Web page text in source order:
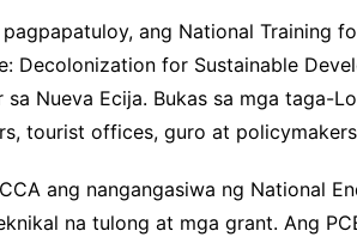
pagpapatuloy, ang National Training
Decolonization for Sustainable
sa Nueva Ecija. Bukas sa mga taga-
tourist offices, guro at
ang nangangasiwa ng National
na tulong at mga grant. Ang